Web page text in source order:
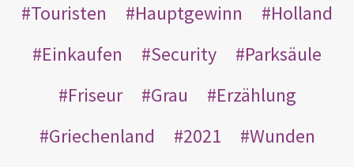
Touristen
Hauptgewinn
Holland
Einkaufen
Security
Parksäule
Friseur
Grau
Erzählung
Griechenland
2021
Wunden